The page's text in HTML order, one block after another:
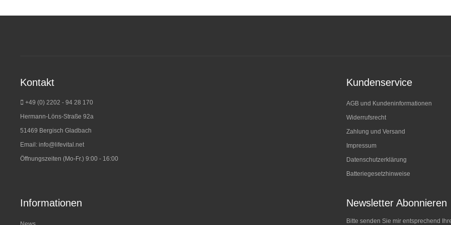
Kontakt
+49 (0) 2202 - 94 28 170
Hermann-Löns-Straße 92a
51469 Bergisch Gladbach
Email: info@lifevital.net
Öffnungszeiten (Mo-Fr.) 9:00 - 16:00
Kundenservice
AGB und Kundeninformationen
Widerrufsrecht
Zahlung und Versand
Impressum
Datenschutzerklärung
Batteriegesetzhinweise
Informationen Newsletter Abonnieren
Bitte senden Sie mir entsprechend